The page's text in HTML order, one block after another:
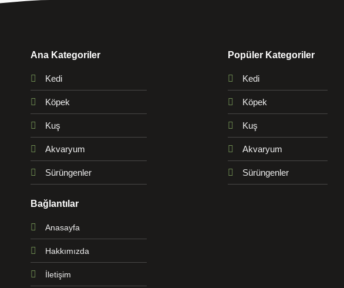
Ana Kategoriler
Kedi
Köpek
Kuş
Akvaryum
Sürüngenler
Bağlantılar
Anasayfa
Hakkımızda
İletişim
Popüler Kategoriler
Kedi
Köpek
Kuş
Akvaryum
Sürüngenler